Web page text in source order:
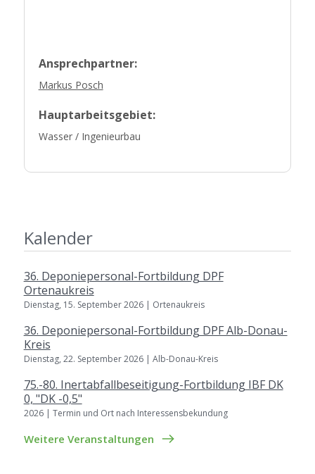
Ansprechpartner:
Markus Posch
Hauptarbeitsgebiet:
Wasser / Ingenieurbau
Kalender
36. Deponiepersonal-Fortbildung DPF
Ortenaukreis
Dienstag, 15. September 2026 | Ortenaukreis
36. Deponiepersonal-Fortbildung DPF Alb-Donau-
Kreis
Dienstag, 22. September 2026 | Alb-Donau-Kreis
75.-80. Inertabfallbeseitigung-Fortbildung IBF DK
0, "DK -0,5"
2026 | Termin und Ort nach Interessensbekundung
Weitere Veranstaltungen